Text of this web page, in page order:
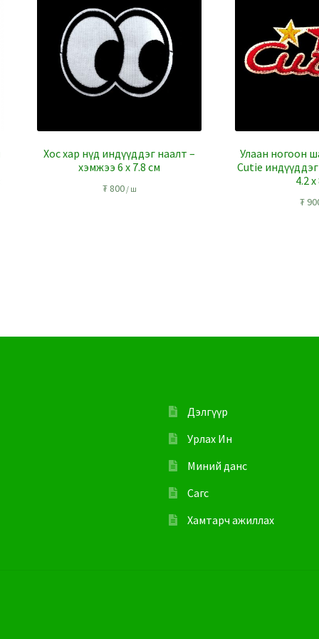
Хос хар нүд индүүддэг наалт –
хэмжээ 6 x 7.8 см
₮800/ ш
Улаан ногоон
Cutie
4.2
₮
Дэлгүүр
Урлах Ин
Миний данс
Сагс
Хамтарч ажиллах